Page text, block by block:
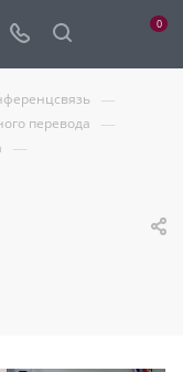
0
—
перевода —
—